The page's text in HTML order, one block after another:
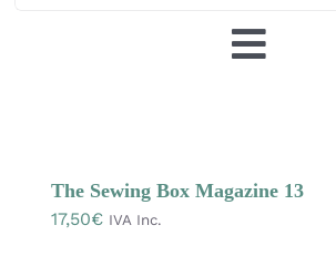
Toggle
OFERTAS
The Sewing Box Magazine 13
17,50€ IVA Inc.